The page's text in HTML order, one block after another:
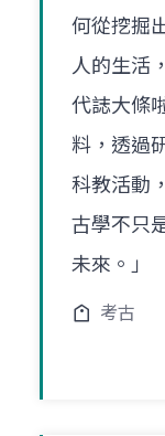
何從挖掘
人的生活
代誌大條
料，透過
科教活動
古學不只
未來。」
考古